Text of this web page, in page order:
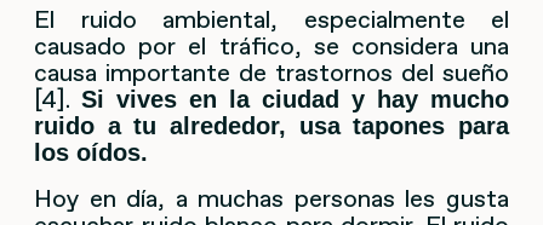
El ruido ambiental, especialmente el
causado por el tráfico, se considera una
causa importante de trastornos del sueño
[4]. Si vives en la ciudad y hay mucho
ruido a tu alrededor, usa tapones para
los oídos.
Hoy en día, a muchas personas les gusta